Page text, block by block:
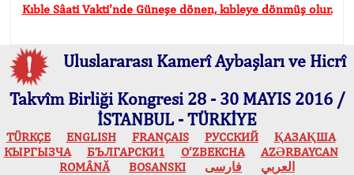
Kıble Sâati Vakti'nde Güneşe dönen, kıbleye dönmüş olur.
Uluslararası Kamerî Aybaşları ve Hicrî
Takvîm Birliği Kongresi 28 - 30 MAYIS 2016 /
İSTANBUL - TÜRKİYE
TÜRKÇE ENGLISH FRANÇAIS РУССКИЙ
ҚАЗАҚША
КЫPГЫЗЧA
БЪЛГАРСКИ1 O’ZBEKCHA
AZӘRBAYCAN
ROMÂNĂ
BOSANSKI العربي فارسی